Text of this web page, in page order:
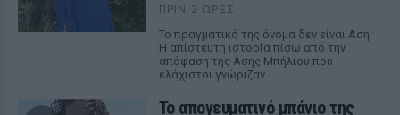
ΠΡΙΝ 2 ΏΡΕΣ
Το πραγματικό της όνομα δεν είναι Αση:
Η απίστευτη ιστορία πίσω από την
απόφαση της Ασης Μπήλιου που
ελάχιστοι γνώριζαν
Το απογευματινό μπάνιο της